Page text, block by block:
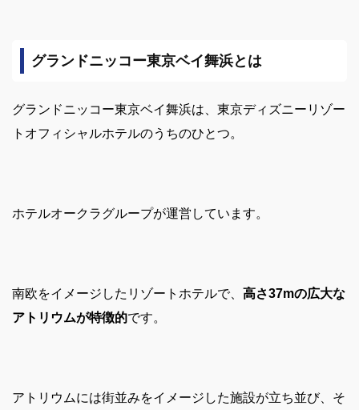
グランドニッコー東京ベイ舞浜とは
グランドニッコー東京ベイ舞浜は、 東京ディズニーリゾー
トオフィシャルホテルのうちのひとつ。
ホテルオークラグループが運営しています。
南欧をイメージしたリゾートホテルで、 高さ37mの広大な
アトリウムが特徴的です。
アトリウムには街並みをイメージした施設が立ち並び、そ